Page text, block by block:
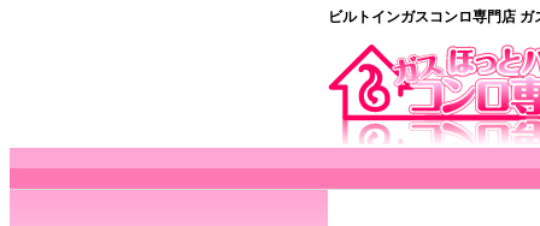
ビルトインガスコンロ専門店